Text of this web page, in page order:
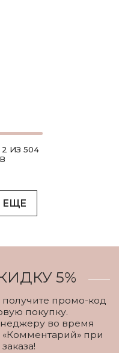
ИЗ 504
ЕЩЕ
5%
промо-код
покупку.
во время
«Комментарий» при